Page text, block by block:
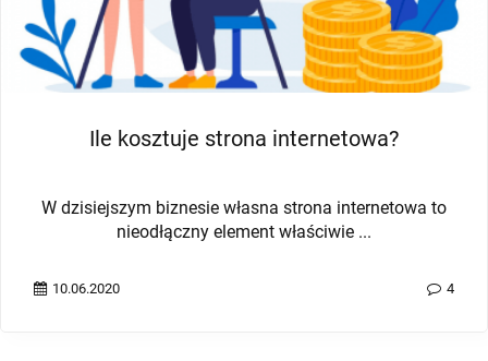
Ile kosztuje strona internetowa?
W dzisiejszym biznesie własna strona internetowa to
nieodłączny element właściwie ...
10.06.2020 4